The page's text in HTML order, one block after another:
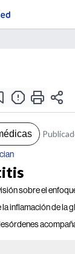
sobre el
inflamación de la